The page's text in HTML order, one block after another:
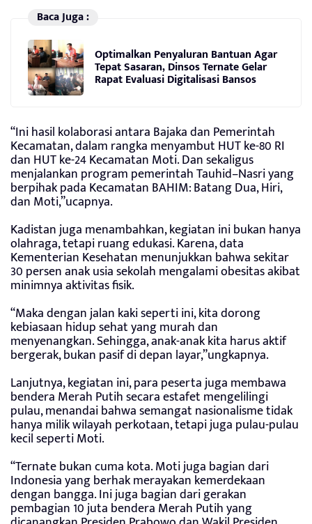
Baca Juga :
Optimalkan Penyaluran Bantuan Agar
Tepat Sasaran, Dinsos Ternate Gelar
Rapat Evaluasi Digitalisasi Bansos
“Ini hasil kolaborasi antara Bajaka dan Pemerintah
Kecamatan, dalam rangka menyambut HUT ke-80 RI
dan HUT ke-24 Kecamatan Moti. Dan sekaligus
menjalankan program pemerintah Tauhid–Nasri yang
berpihak pada Kecamatan BAHIM: Batang Dua, Hiri,
dan Moti,”ucapnya.
Kadistan juga menambahkan, kegiatan ini bukan hanya
olahraga, tetapi ruang edukasi. Karena, data
Kementerian Kesehatan menunjukkan bahwa sekitar
30 persen anak usia sekolah mengalami obesitas akibat
minimnya aktivitas fisik.
“Maka dengan jalan kaki seperti ini, kita dorong
kebiasaan hidup sehat yang murah dan
menyenangkan. Sehingga, anak-anak kita harus aktif
bergerak, bukan pasif di depan layar,”ungkapnya.
Lanjutnya, kegiatan ini, para peserta juga membawa
bendera Merah Putih secara estafet mengelilingi
pulau, menandai bahwa semangat nasionalisme tidak
hanya milik wilayah perkotaan, tetapi juga pulau-pulau
kecil seperti Moti.
“Ternate bukan cuma kota. Moti juga bagian dari
Indonesia yang berhak merayakan kemerdekaan
dengan bangga. Ini juga bagian dari gerakan
pembagian 10 juta bendera Merah Putih yang